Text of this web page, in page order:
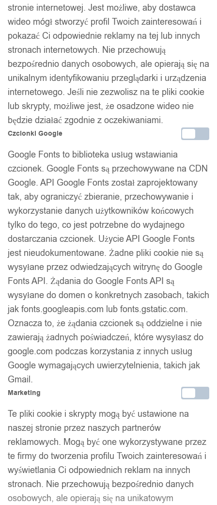
WIECZNA Róża WIELOKOLOROWA W
Tęczowa
74,99zł
Twój zaufany marketplace oferujący najlepsze produkty
sprawdzonych marek. Bezpieczne zakupy z gwarancją jakości.
Facebook
stronie internetowej. Jest możliwe, aby dostawca
wideo mógł stworzyć profil Twoich zainteresowań i
pokazać Ci odpowiednie reklamy na tej lub innych
stronach internetowych. Nie przechowują
bezpośrednio danych osobowych, ale opierają się na
unikalnym identyfikowaniu przeglądarki i urządzenia
internetowego. Jeśli nie zezwolisz na te pliki cookie
lub skrypty, możliwe jest, że osadzone wideo nie
będzie działać zgodnie z oczekiwaniami.
Czcionki Google
Google Fonts to biblioteka usług wstawiania
czcionek. Google Fonts są przechowywane na CDN
Google. API Google Fonts został zaprojektowany
tak, aby ograniczyć zbieranie, przechowywanie i
wykorzystanie danych użytkowników końcowych
tylko do tego, co jest potrzebne do wydajnego
dostarczania czcionek. Użycie API Google Fonts
jest nieudokumentowane. Żadne pliki cookie nie są
wysyłane przez odwiedzających witrynę do Google
Fonts API. Żądania do Google Fonts API są
wysyłane do domen o konkretnych zasobach, takich
jak fonts.googleapis.com lub fonts.gstatic.com.
Oznacza to, że żądania czcionek są oddzielne i nie
zawierają żadnych poświadczeń, które wysyłasz do
google.com podczas korzystania z innych usług
Google wymagających uwierzytelnienia, takich jak
Gmail.
Marketing
Te pliki cookie i skrypty mogą być ustawione na
naszej stronie przez naszych partnerów
reklamowych. Mogą być one wykorzystywane przez
te firmy do tworzenia profilu Twoich zainteresowań i
wyświetlania Ci odpowiednich reklam na innych
stronach. Nie przechowują bezpośrednio danych
osobowych, ale opierają się na unikatowym